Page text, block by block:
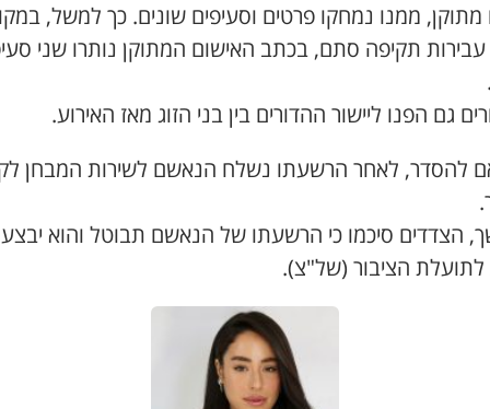
מתוקן, ממנו נמחקו פרטים וסעיפים שונים. כך למשל,
תקיפה סתם, בכתב האישום המתוקן נותרו שני
גם הפנו ליישור ההדורים בין בני הזוג מאז האירוע.
להסדר, לאחר הרשעתו נשלח הנאשם לשירות המבחן
הצדדים סיכמו כי הרשעתו של הנאשם תבוטל והוא יבצע
הציבור (של"צ).